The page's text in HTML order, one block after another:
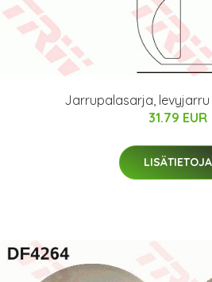
Jarrupalasarja, levyjarru
31.79 EUR
LISÄTIETOJA